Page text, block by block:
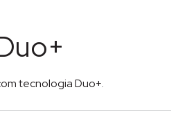
tecnologia Duo+.